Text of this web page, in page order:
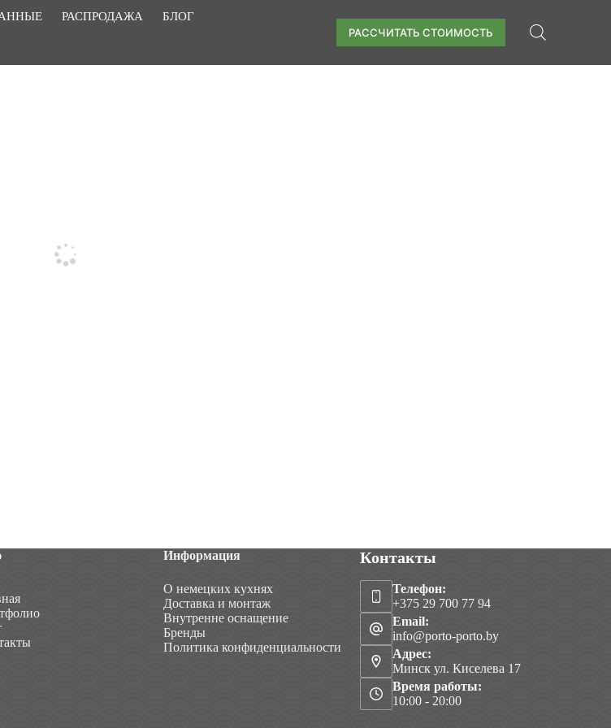
РАСПРОДАЖА БЛОГ
РАССЧИТАТЬ СТОИМОСТЬ
Информация
О немецких кухнях
Доставка и монтаж
Внутренне оснащение
Бренды
Политика конфиденциальности
Контакты
Телефон:
+375 29 700 77 94
Email:
info@porto-porto.by
Адрес:
Минск ул. Киселева 17
Время работы:
10:00 - 20:00